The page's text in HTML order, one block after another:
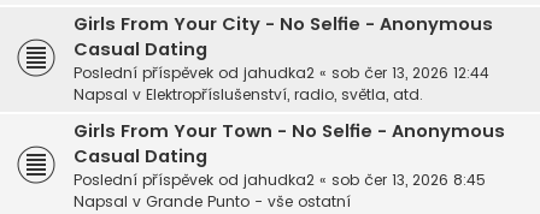
Girls From Your City - No Selfie - Anonymous
Casual Dating
Poslední příspěvek od jahudka2 « sob čer 13, 2026 12:44
Napsal v Elektropříslušenství, radio, světla, atd.
Girls From Your Town - No Selfie - Anonymous
Casual Dating
Poslední příspěvek od jahudka2 « sob čer 13, 2026 8:45
Napsal v Grande Punto - vše ostatní